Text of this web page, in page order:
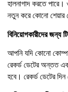
হালনাগাদ করতে পারে।
নতুন করে কোনো শেয়ার
বিনিয়োগকারীদের জন্য
আপনি যদি কোনো
রেকর্ড ডেটের অন্তত
হবে। রেকর্ড ডেটের